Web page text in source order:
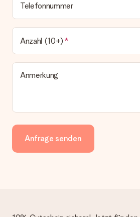
Telefonnummer
Anzahl (10+)
Anmerkung
Anfrage senden